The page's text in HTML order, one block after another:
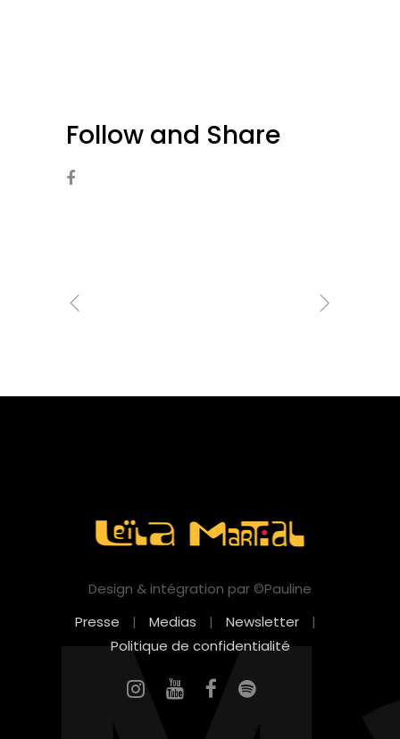
Follow and Share
Design & intégration par ©Pauline
Presse
| Medias | Newsletter
|
Politique de confidentialité